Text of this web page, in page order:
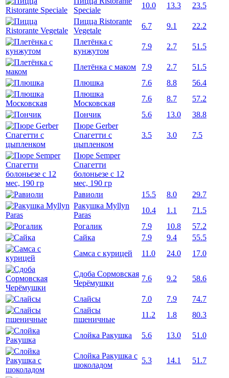
Speciale
10.0 13.3
23.5
Пицца Ristorante
Vegetale
6.7 9.1
22.2
Плетёнка с
кунжутом
7.9 2.7 51.5
Плетёнка с маком 7.9 2.7
51.5
Плюшка
7.6 8.8
56.4
Плюшка
Московская
7.6 8.7
57.2
Пончик
5.6 13.0
38.8
Пюре Gerber
Спагетти с
цыпленком
3.5 3.0 7.5
Пюре Semper
Спагетти
болоньезе с 12
мес, 190 гр
Равиоли
15.5 8.0
29.7
Ракушка Myllyn
Paras
10.4 1.1
71.5
Рогалик
7.9 10.8
57.2
Сайка
7.9 9.4
55.5
Самса с курицей
11.0 24.0 17.0
Сдоба Сормовская
Черёмушки
7.6 9.2 58.6
Слайсы 7.0 7.9
74.7
Слайсы
пшеничные
11.2 1.8 80.3
Слойка Ракушка 5.6 13.0 51.0
Слойка Ракушка с
шоколадом
5.3 14.1 51.7